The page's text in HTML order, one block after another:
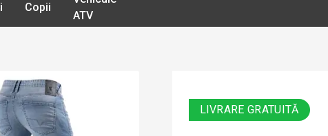
Copii
ATV
LIVRARE GRATUITĂ